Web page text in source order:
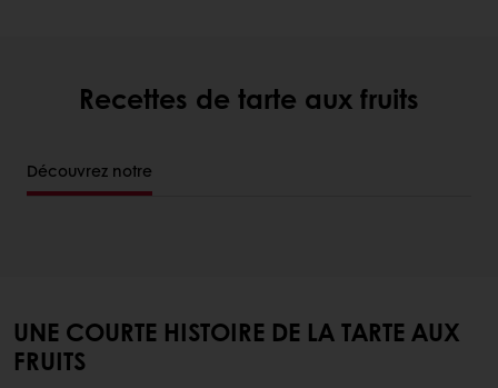
Recettes de tarte aux fruits
Découvrez notre
UNE COURTE HISTOIRE DE LA TARTE AUX
FRUITS